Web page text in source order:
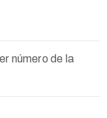
número de la